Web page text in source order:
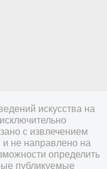
искусства на
с извлечением
не направлено на
определить
публикуемые